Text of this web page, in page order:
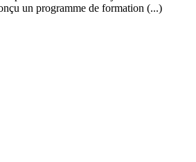
un programme de formation (...)